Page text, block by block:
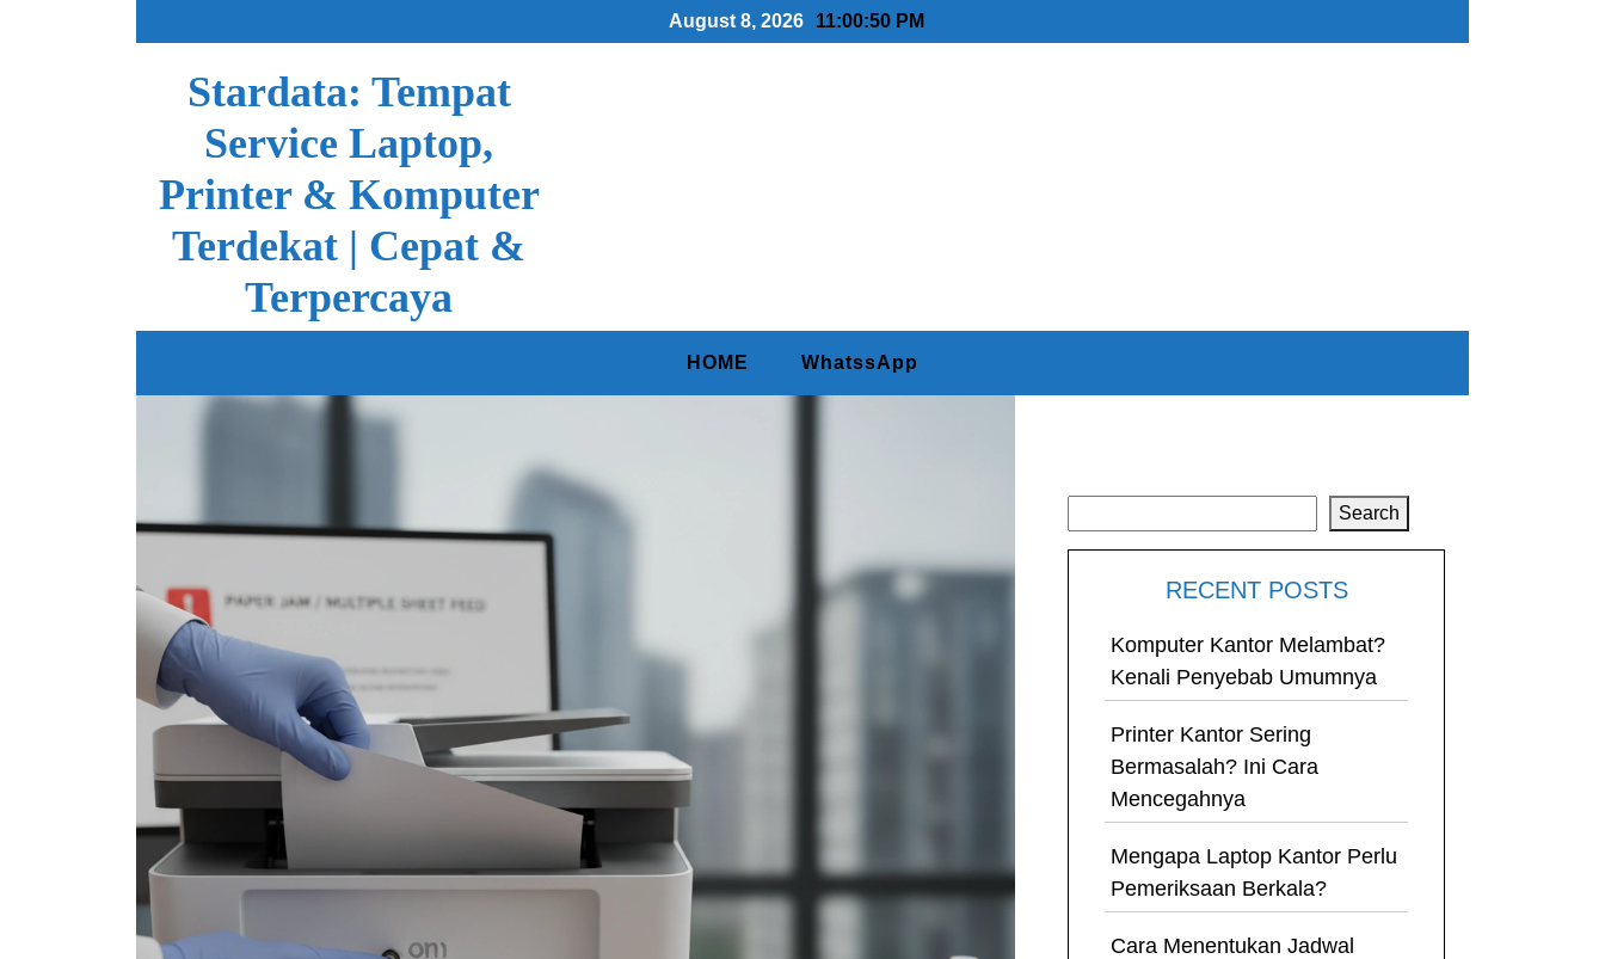
August 8, 2026 11:00:51 PM
Stardata: Tempat
Service Laptop,
Printer & Komputer
Terdekat | Cepat &
Terpercaya
HOME WhatssApp
Search
RECENT POSTS
Komputer Kantor Melambat?
Kenali Penyebab Umumnya
Printer Kantor Sering
Bermasalah? Ini Cara
Mencegahnya
Mengapa Laptop Kantor Perlu
Pemeriksaan Berkala?
Cara Menentukan Jadwal